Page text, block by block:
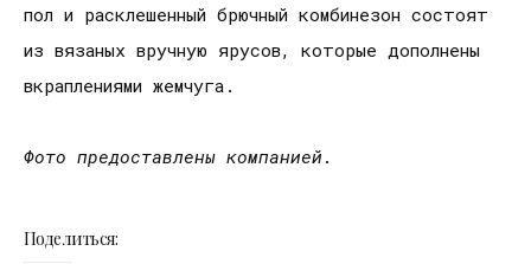
пол и расклешенный брючный комбинезон состоят
из вязаных вручную ярусов, которые дополнены
вкраплениями жемчуга.
Фото предоставлены компанией.
Поделиться: